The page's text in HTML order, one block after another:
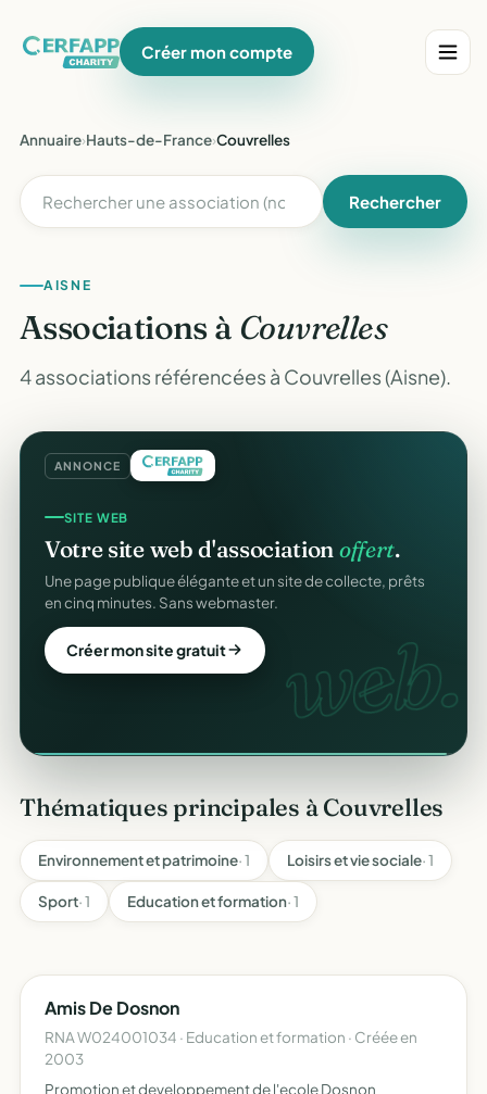
Créer mon compte
Annuaire›Hauts-de-France›Couvrelles
Rechercher
AISNE
Associations à Couvrelles
4 associations référencées à Couvrelles (Aisne).
ANNONCE
GESTION D'ASSOCIATION
Gérez votre associationgratuitement
Membres, dons, événements, reçus — tout votre pilotage
au même endroit, sans rien payer.
Créer mon compte gratuit web.
SITE WEB
Votre site web d'associationoffert.
Une page publique élégante et un site de collecte, prêts
en cinq minutes. Sans webmaster.
Créer mon site gratuit
Thématiques principales à Couvrelles
Environnement et patrimoine· 1 Loisirs et vie sociale· 1
Sport· 1 Education et formation· 1
Amis De Dosnon
RNA W024001034 · Education et formation · Créée en
2003
Promotion et developpement de l'ecole Dosnon